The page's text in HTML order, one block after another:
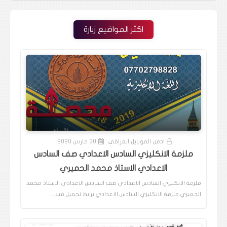
اكثر المواضيع زيارة
ادمن الموبايل العراقي 30 مارس 2020
ملزمة الانكليزي السادس الاعدادي صف السادس
الاعدادي الاستاذ محمد الحميري
ملزمة الانكليزي السادس الاعدادي صف السادس الاعدادي الاستاذ محمد
الحميري ملزمة الانكليزي السادس الاعدادي برابط تحميل مب…